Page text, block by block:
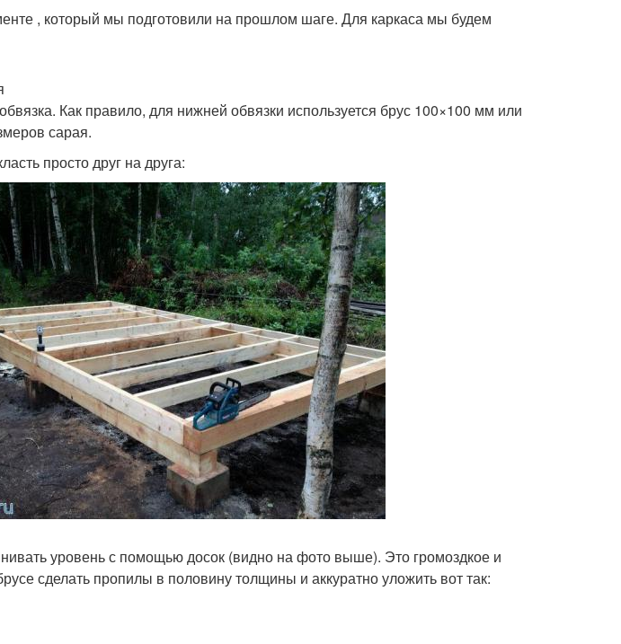
, который мы подготовили на прошлом шаге. Для каркаса мы будем
Как правило, для нижней обвязки используется брус 100×100 мм или
сарая.
просто друг на друга:
уровень с помощью досок (видно на фото выше). Это громоздкое и
сделать пропилы в половину толщины и аккуратно уложить вот так: